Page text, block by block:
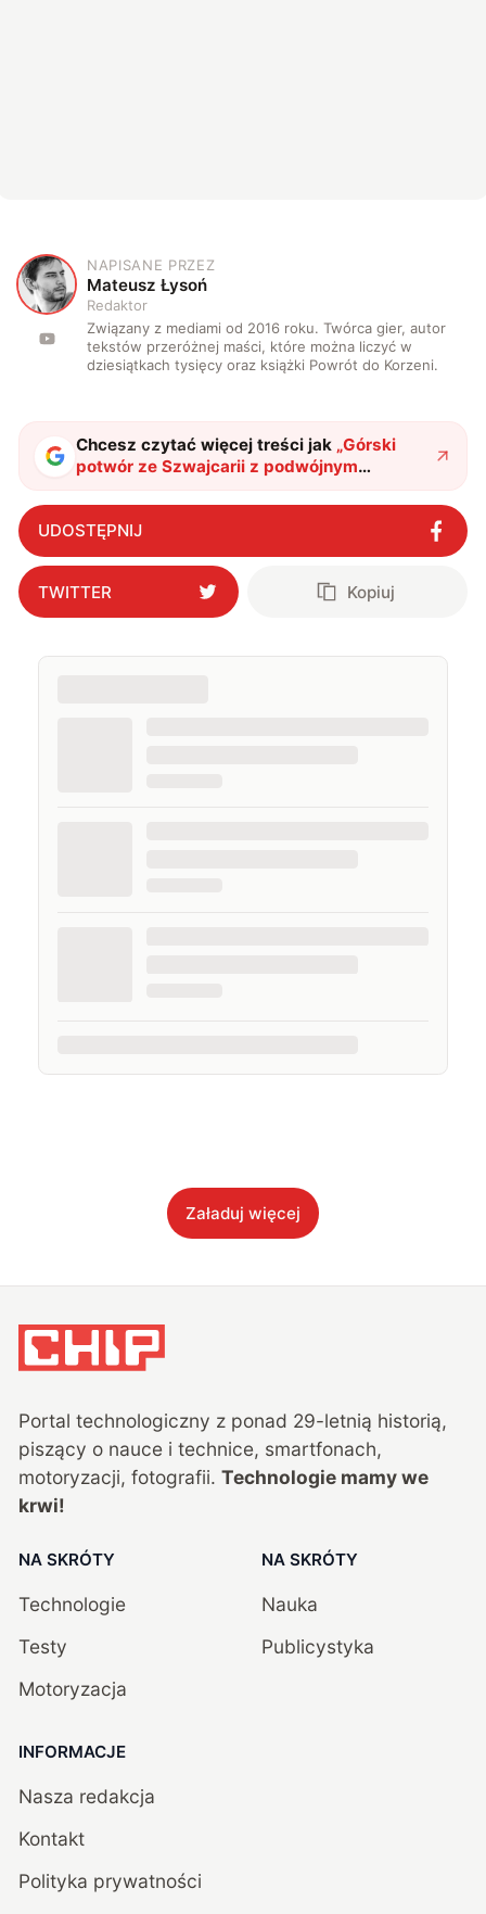
M
NAPISANE PRZEZ
Mateusz Łysoń
Redaktor
Związany z mediami od 2016 roku. Twórca gier, autor
tekstów przeróżnej maści, które można liczyć w
dziesiątkach tysięcy oraz książki Powrót do Korzeni.
Chcesz czytać więcej treści jak „Górski
potwór ze Szwajcarii z podwójnym
zasilaniem"?
UDOSTĘPNIJ
TWITTER Kopiuj
Załaduj więcej
Portal technologiczny z ponad 29-letnią historią,
piszący o nauce i technice, smartfonach,
motoryzacji, fotografii. Technologie mamy we
krwi!
NA SKRÓTY
Technologie
Testy
Motoryzacja
NA SKRÓTY
Nauka
Publicystyka
INFORMACJE
Nasza redakcja
Kontakt
Polityka prywatności